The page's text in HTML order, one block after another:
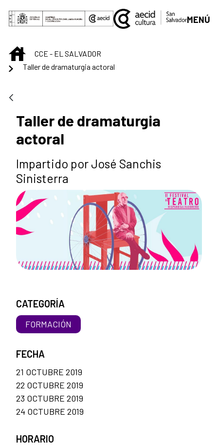
Saltar al contenido principal
MENÚ
INICIOCCE - EL SALVADOR
Taller de dramaturgia actoral
Taller de dramaturgia
actoral
Impartido por José Sanchis
Sinisterra
CATEGORÍA
FORMACIÓN
FECHA
21 OCTUBRE 2019
22 OCTUBRE 2019
23 OCTUBRE 2019
24 OCTUBRE 2019
HORARIO